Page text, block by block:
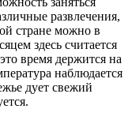
развлечения,
стране можно в
здесь считается
время держится на
наблюдается
дует свежий